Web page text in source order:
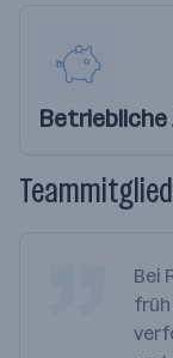
Bei
früh